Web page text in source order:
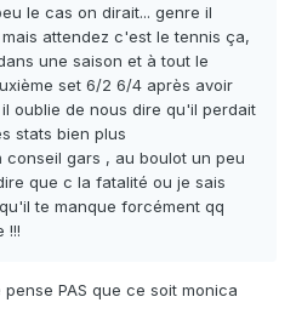
le cas on dirait... genre il
attendez c'est le tennis ça,
une saison et à tout le
set 6/2 6/4 après avoir
oublie de nous dire qu'il perdait
stats bien plus
gars , au boulot un peu
que c la fatalité ou je sais
te manque forcément qq
!!!
PAS que ce soit monica